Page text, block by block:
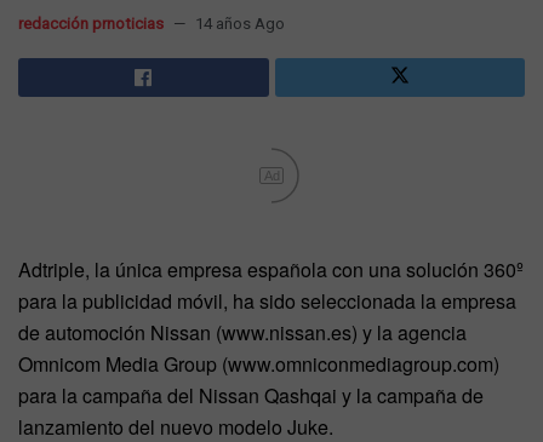
redacción prnoticias 14 años Ago
Ad
Adtriple, la única empresa española con una solución 360º
para la publicidad móvil, ha sido seleccionada la empresa
de automoción Nissan (www.nissan.es) y la agencia
Omnicom Media Group (www.omniconmediagroup.com)
para la campaña del Nissan Qashqai y la campaña de
lanzamiento del nuevo modelo Juke.